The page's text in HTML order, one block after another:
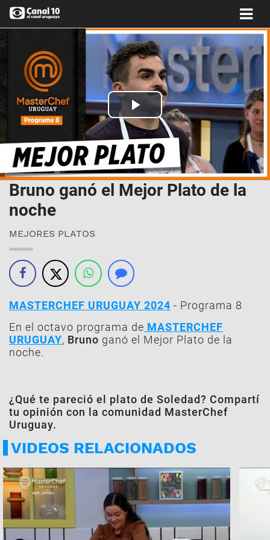
Play
Video
Bruno ganó el Mejor Plato de la
noche
MEJORES PLATOS
MASTERCHEF URUGUAY 2024 - Programa 8
En el octavo programa de MASTERCHEF
URUGUAY, Bruno ganó el Mejor Plato de la
noche.
¿Qué te pareció el plato de Soledad? Compartí
tu opinión con la comunidad MasterChef
Uruguay.
VIDEOS RELACIONADOS